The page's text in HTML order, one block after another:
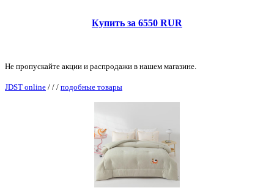
Купить за 6550 RUR
Не пропускайте акции и распродажи в нашем магазине.
JDST online / / / подобные товары